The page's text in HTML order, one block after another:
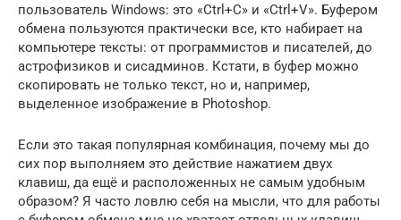
пользователь Windows: это «Ctrl+C» и «Ctrl+V». Буфером
обмена пользуются практически все, кто набирает на
компьютере тексты: от программистов и писателей, до
астрофизиков и сисадминов. Кстати, в буфер можно
скопировать не только текст, но и, например,
выделенное изображение в Photoshop.
Если это такая популярная комбинация, почему мы до
сих пор выполняем это действие нажатием двух
клавиш, да ещё и расположенных не самым удобным
образом? Я часто ловлю себя на мысли, что для работы